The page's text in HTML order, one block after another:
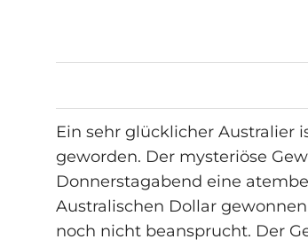
Ein sehr glücklicher Australier
geworden. Der mysteriöse
Donnerstagabend eine
Australischen Dollar
noch nicht beansprucht. Der